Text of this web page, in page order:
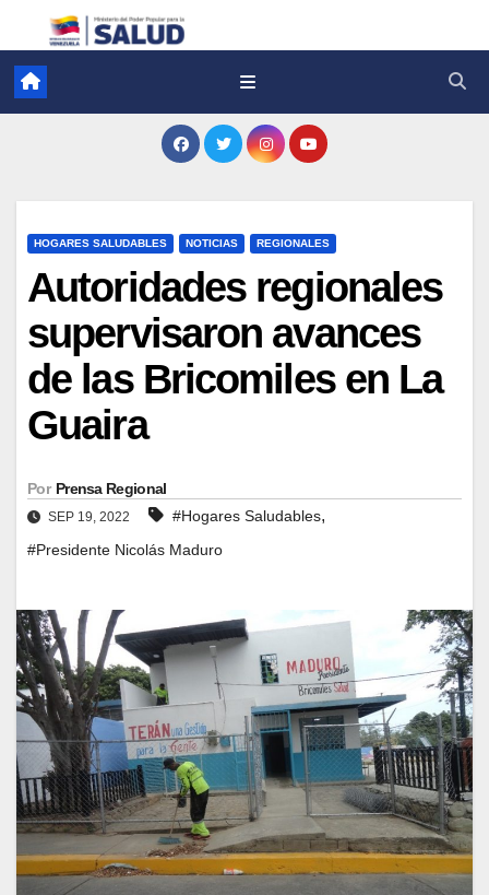
HOGARES SALUDABLES NOTICIAS REGIONALES
Autoridades regionales
supervisaron avances
de las Bricomiles en La
Guaira
Por Prensa Regional
SEP 19, 2022 #Hogares Saludables,
#Presidente Nicolás Maduro